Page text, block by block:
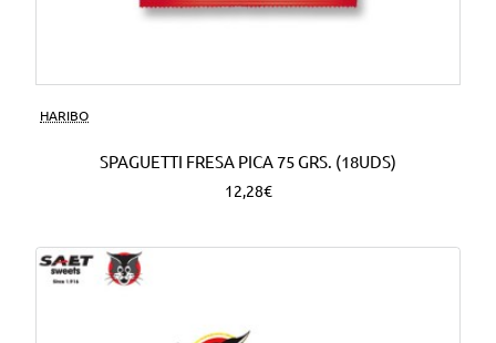
HARIBO
SPAGUETTI FRESA PICA 75 GRS. (18UDS)
12,28€